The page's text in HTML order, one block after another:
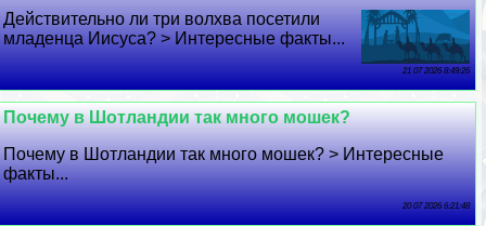
Действительно ли три волхва посетили
младенца Иисуса? > Интересные факты...
21 07 2026 8:49:26
Почему в Шотландии так много мошек?
Почему в Шотландии так много мошек? > Интересные
факты...
20 07 2026 6:21:48